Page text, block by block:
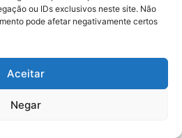
ou IDs exclusivos neste site. Não
pode afetar negativamente certos
Aceitar
Negar
do trabalho
em